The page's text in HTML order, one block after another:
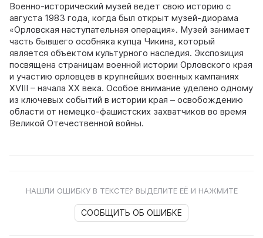
Военно-исторический музей ведет свою историю с
августа 1983 года, когда был открыт музей-диорама
«Орловская наступательная операция». Музей занимает
часть бывшего особняка купца Чикина, который
является объектом культурного наследия. Экспозиция
посвящена страницам военной истории Орловского края
и участию орловцев в крупнейших военных кампаниях
XVIII – начала XX века. Особое внимание уделено одному
из ключевых событий в истории края – освобождению
области от немецко-фашистских захватчиков во время
Великой Отечественной войны.
НАШЛИ ОШИБКУ В ТЕКСТЕ? ВЫДЕЛИТЕ ЕЁ И НАЖМИТЕ
СООБЩИТЬ ОБ ОШИБКЕ